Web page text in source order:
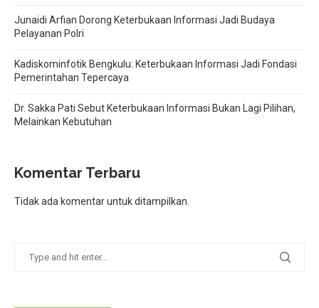
Junaidi Arfian Dorong Keterbukaan Informasi Jadi Budaya
Pelayanan Polri
Kadiskominfotik Bengkulu: Keterbukaan Informasi Jadi Fondasi
Pemerintahan Tepercaya
Dr. Sakka Pati Sebut Keterbukaan Informasi Bukan Lagi Pilihan,
Melainkan Kebutuhan
Komentar Terbaru
Tidak ada komentar untuk ditampilkan.